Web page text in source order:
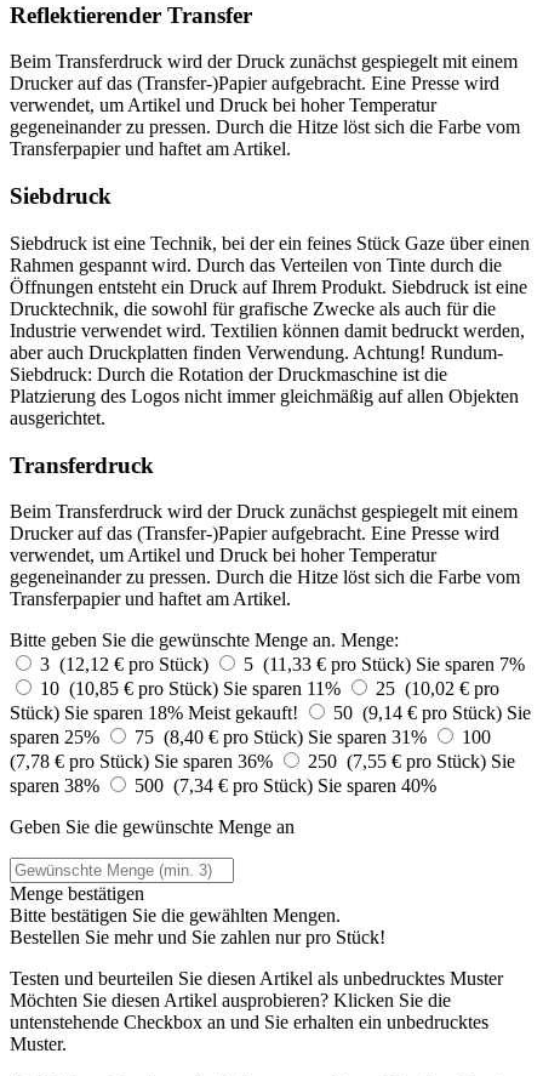
Reflektierender Transfer
Beim Transferdruck wird der Druck zunächst gespiegelt mit einem
Drucker auf das (Transfer-)Papier aufgebracht. Eine Presse wird
verwendet, um Artikel und Druck bei hoher Temperatur
gegeneinander zu pressen. Durch die Hitze löst sich die Farbe vom
Transferpapier und haftet am Artikel.
Siebdruck
Siebdruck ist eine Technik, bei der ein feines Stück Gaze über einen
Rahmen gespannt wird. Durch das Verteilen von Tinte durch die
Öffnungen entsteht ein Druck auf Ihrem Produkt. Siebdruck ist eine
Drucktechnik, die sowohl für grafische Zwecke als auch für die
Industrie verwendet wird. Textilien können damit bedruckt werden,
aber auch Druckplatten finden Verwendung. Achtung! Rundum-
Siebdruck: Durch die Rotation der Druckmaschine ist die
Platzierung des Logos nicht immer gleichmäßig auf allen Objekten
ausgerichtet.
Transferdruck
Beim Transferdruck wird der Druck zunächst gespiegelt mit einem
Drucker auf das (Transfer-)Papier aufgebracht. Eine Presse wird
verwendet, um Artikel und Druck bei hoher Temperatur
gegeneinander zu pressen. Durch die Hitze löst sich die Farbe vom
Transferpapier und haftet am Artikel.
Bitte geben Sie die gewünschte Menge an. Menge:
3 (12,12 € pro Stück)
5 (11,33 € pro Stück) Sie sparen 7%
10 (10,85 € pro Stück) Sie sparen 11%
25 (10,02 € pro
Stück) Sie sparen 18% Meist gekauft! 50 (9,14 € pro Stück) Sie
sparen 25%
75 (8,40 € pro Stück) Sie sparen 31%
100
(7,78 € pro Stück) Sie sparen 36% 250 (7,55 € pro Stück) Sie
sparen 38%
500 (7,34 € pro Stück) Sie sparen 40%
Geben Sie die gewünschte Menge an
Menge bestätigen
Bitte bestätigen Sie die gewählten Mengen.
Bestellen Sie mehr und Sie zahlen nurpro Stück!
Testen und beurteilen Sie diesen Artikel als unbedrucktes Muster
Möchten Sie diesen Artikel ausprobieren? Klicken Sie die
untenstehende Checkbox an und Sie erhalten ein unbedrucktes
Muster.